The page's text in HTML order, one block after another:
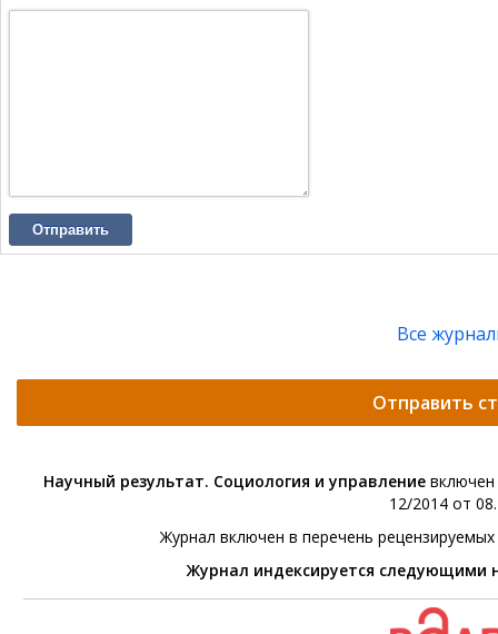
Отправить
Все
Отправить
Научный результат. Социология и управление
12/2014 от
Журнал включен в перечень
Журнал индексируется